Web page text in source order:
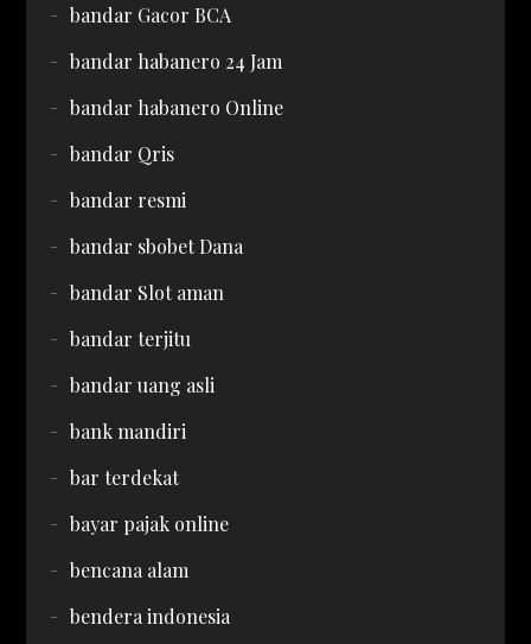
bandar Gacor BCA
bandar habanero 24 Jam
bandar habanero Online
bandar Qris
bandar resmi
bandar sbobet Dana
bandar Slot aman
bandar terjitu
bandar uang asli
bank mandiri
bar terdekat
bayar pajak online
bencana alam
bendera indonesia